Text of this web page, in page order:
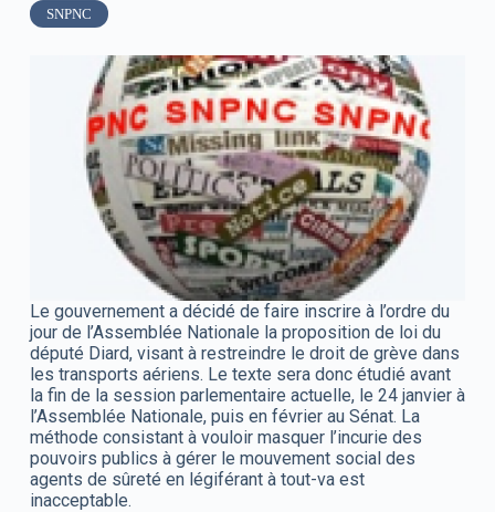
SNPNC
Le gouvernement a décidé de faire inscrire à l’ordre du
jour de l’Assemblée Nationale la proposition de loi du
député Diard, visant à restreindre le droit de grève dans
les transports aériens. Le texte sera donc étudié avant
la fin de la session parlementaire actuelle, le 24 janvier à
l’Assemblée Nationale, puis en février au Sénat. La
méthode consistant à vouloir masquer l’incurie des
pouvoirs publics à gérer le mouvement social des
agents de sûreté en légiférant à tout-va est
inacceptable.